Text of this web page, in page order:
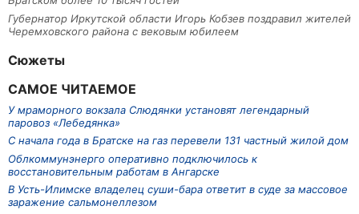
Губернатор Иркутской области Игорь Кобзев поздравил жителей
Черемховского района с вековым юбилеем
Сюжеты
САМОЕ ЧИТАЕМОЕ
У мраморного вокзала Слюдянки установят легендарный
паровоз «Лебедянка»
С начала года в Братске на газ перевели 131 частный жилой дом
Облкоммунэнерго оперативно подключилось к
восстановительным работам в Ангарске
В Усть-Илимске владелец суши-бара ответит в суде за массовое
заражение сальмонеллезом